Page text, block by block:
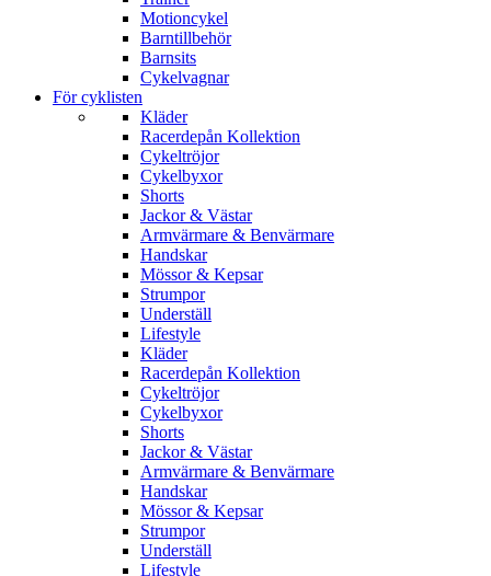
Motioncykel
Barntillbehör
Barnsits
Cykelvagnar
För cyklisten
Kläder
Racerdepån Kollektion
Cykeltröjor
Cykelbyxor
Shorts
Jackor & Västar
Armvärmare & Benvärmare
Handskar
Mössor & Kepsar
Strumpor
Underställ
Lifestyle
Kläder
Racerdepån Kollektion
Cykeltröjor
Cykelbyxor
Shorts
Jackor & Västar
Armvärmare & Benvärmare
Handskar
Mössor & Kepsar
Strumpor
Underställ
Lifestyle